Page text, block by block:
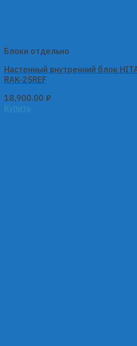
Блоки отдельно
Настенный внутренний блок
RAK-25REF
18,900.00 ₽
Купить